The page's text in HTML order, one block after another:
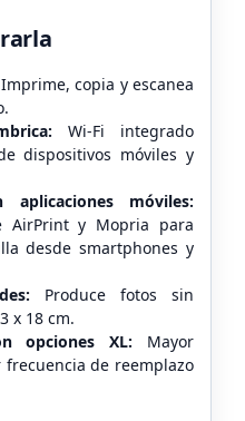
Imprime, copia y escanea
Wi-Fi integrado
dispositivos móviles y
aplicaciones móviles:
AirPrint y Mopria para
desde smartphones y
Produce fotos sin
x 18 cm.
opciones XL: Mayor
de reemplazo